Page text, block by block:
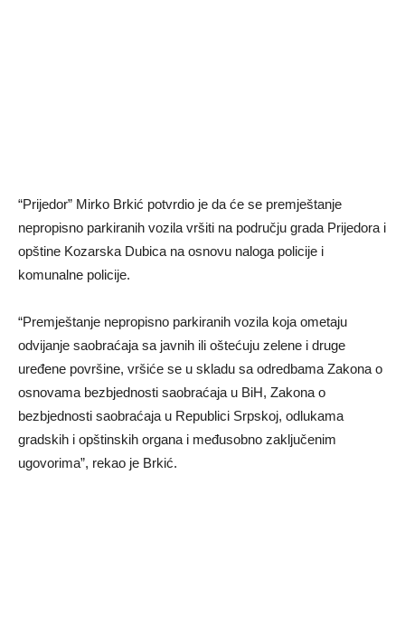
“Prijedor” Mirko Brkić potvrdio je da će se premještanje
nepropisno parkiranih vozila vršiti na području grada Prijedora i
opštine Kozarska Dubica na osnovu naloga policije i
komunalne policije.
“Premještanje nepropisno parkiranih vozila koja ometaju
odvijanje saobraćaja sa javnih ili oštećuju zelene i druge
uređene površine, vršiće se u skladu sa odredbama Zakona o
osnovama bezbjednosti saobraćaja u BiH, Zakona o
bezbjednosti saobraćaja u Republici Srpskoj, odlukama
gradskih i opštinskih organa i međusobno zaključenim
ugovorima”, rekao je Brkić.